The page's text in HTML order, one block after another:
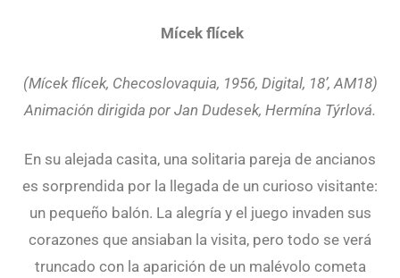
Mícek flícek
(Mícek flícek, Checoslovaquia, 1956, Digital, 18’, AM18)
Animación dirigida por Jan Dudesek, Hermína Týrlová.
En su alejada casita, una solitaria pareja de ancianos
es sorprendida por la llegada de un curioso visitante:
un pequeño balón. La alegría y el juego invaden sus
corazones que ansiaban la visita, pero todo se verá
truncado con la aparición de un malévolo cometa